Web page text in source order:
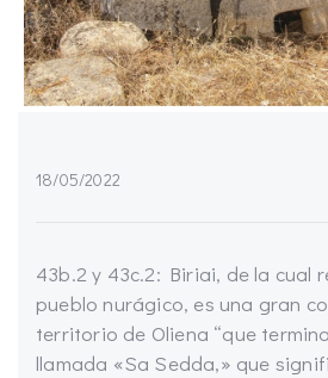
18/05/2022
43b.2 y 43c.2: Biriai, de la cual
pueblo nurágico, es una gran
territorio de Oliena “que
llamada «Sa Sedda,» que